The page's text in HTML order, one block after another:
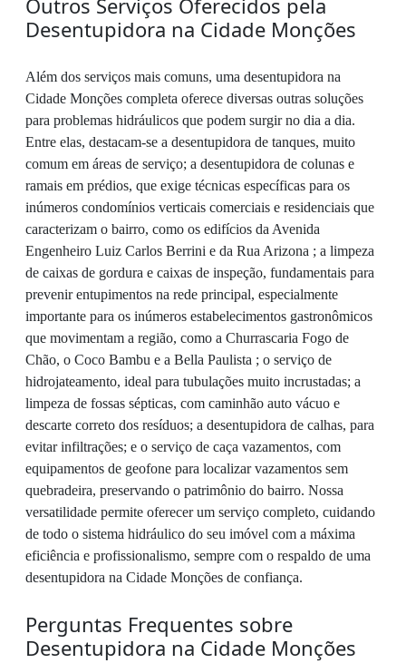
Outros Serviços Oferecidos pela
Desentupidora na Cidade Monções
Além dos serviços mais comuns, uma desentupidora na
Cidade Monções completa oferece diversas outras soluções
para problemas hidráulicos que podem surgir no dia a dia.
Entre elas, destacam-se a desentupidora de tanques, muito
comum em áreas de serviço; a desentupidora de colunas e
ramais em prédios, que exige técnicas específicas para os
inúmeros condomínios verticais comerciais e residenciais que
caracterizam o bairro, como os edifícios da Avenida
Engenheiro Luiz Carlos Berrini e da Rua Arizona ; a limpeza
de caixas de gordura e caixas de inspeção, fundamentais para
prevenir entupimentos na rede principal, especialmente
importante para os inúmeros estabelecimentos gastronômicos
que movimentam a região, como a Churrascaria Fogo de
Chão, o Coco Bambu e a Bella Paulista ; o serviço de
hidrojateamento, ideal para tubulações muito incrustadas; a
limpeza de fossas sépticas, com caminhão auto vácuo e
descarte correto dos resíduos; a desentupidora de calhas, para
evitar infiltrações; e o serviço de caça vazamentos, com
equipamentos de geofone para localizar vazamentos sem
quebradeira, preservando o patrimônio do bairro. Nossa
versatilidade permite oferecer um serviço completo, cuidando
de todo o sistema hidráulico do seu imóvel com a máxima
eficiência e profissionalismo, sempre com o respaldo de uma
desentupidora na Cidade Monções de confiança.
Perguntas Frequentes sobre
Desentupidora na Cidade Monções